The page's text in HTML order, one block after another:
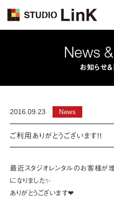
News
お知らせ＆
2016.09.23 News
ご利用ありがとうございます!!
最近スタジオレンタルのお客様が
になりました✨
ありがとうございます❤